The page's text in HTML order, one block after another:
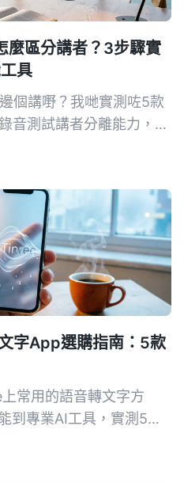
麼區分講者？3步驟實
具
個講嘢？我哋實測咗5款
音測試講者分離能力，最
字App選購指南：5款
常用的語音轉文字方
到專業AI工具，實測5種